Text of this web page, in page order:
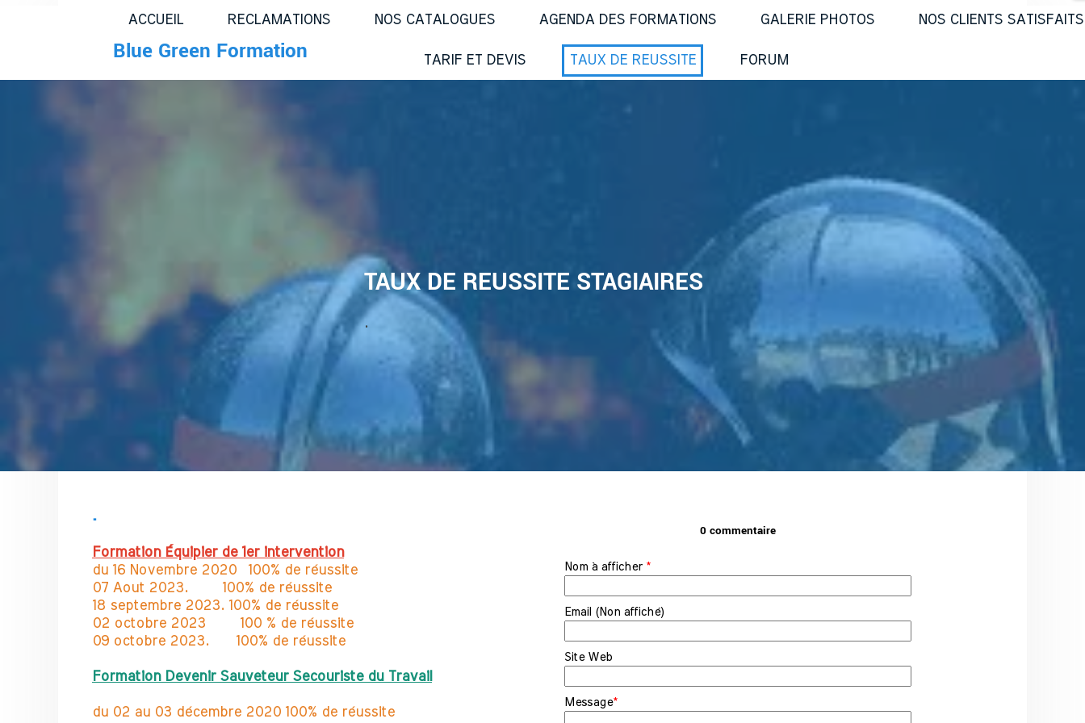
Blue Green Formation
ACCUEIL RECLAMATIONS NOS CATALOGUES AGENDA DES FORMATIONS GALERIE PHOTOS NOS CLIENTS SATISFAITS
TARIF ET DEVIS TAUX DE REUSSITE FORUM
TAUX DE REUSSITE STAGIAIRES
.
.
Formation Équipier de 1er intervention
du 16 Novembre 2020 100% de réussite
07 Aout 2023. 100% de réussite
18 septembre 2023. 100% de réussite
02 octobre 2023 100 % de réussite
09 octobre 2023. 100% de réussite
Formation Devenir Sauveteur Secouriste du Travail
du 02 au 03 décembre 2020 100% de réussite
0 commentaire
Nom à afficher *
Email (Non affiché)
Site Web
Message*